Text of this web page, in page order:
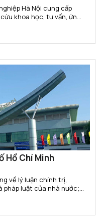
khoa học, tư vấn, ứng
ứng yêu cầu công
hội nhập quốc...
Hồ Chí Minh
pháp luật của nhà nước;
cho đội ngũ cán bộ,
Hồ Chí Minh...